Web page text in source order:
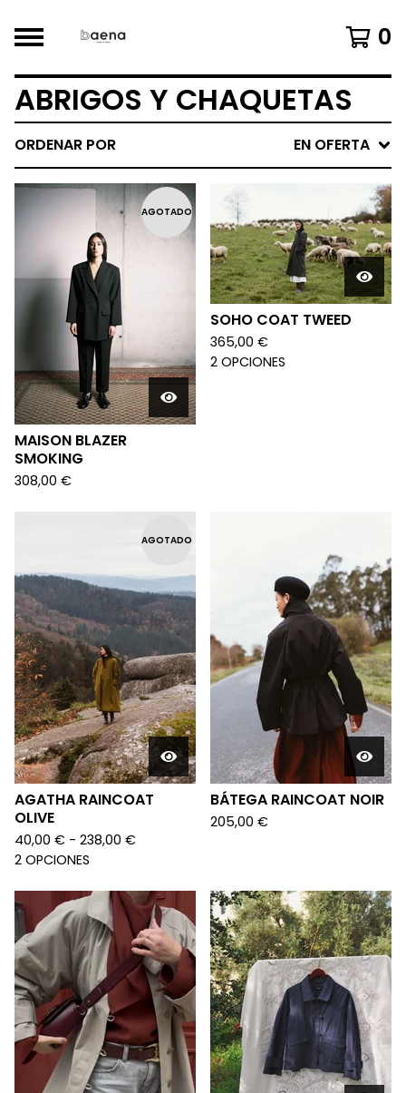
0
ABRIGOS Y CHAQUETAS
ORDENAR POR EN OFERTA
AGOTADO
MAISON BLAZER
SMOKING
308,00 €
SOHO COAT TWEED
365,00 €
2 OPCIONES
AGOTADO
AGATHA RAINCOAT
OLIVE
40,00 € - 238,00 €
2 OPCIONES
BÁTEGA RAINCOAT NOIR
205,00 €